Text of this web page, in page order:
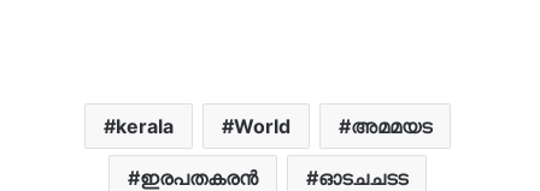
kerala World അമമയട
ഇരപതകരൻ ഓടചചടട